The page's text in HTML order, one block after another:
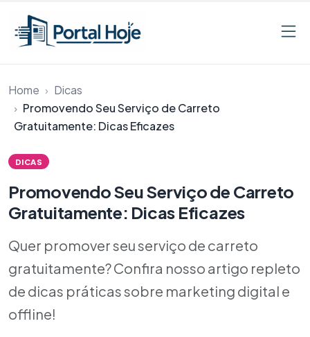
Home
Dicas
Promovendo Seu Serviço de Carreto
Gratuitamente: Dicas Eficazes
DICAS
Promovendo Seu Serviço de Carreto
Gratuitamente: Dicas Eficazes
Quer promover seu serviço de carreto
gratuitamente? Confira nosso artigo repleto
de dicas práticas sobre marketing digital e
offline!